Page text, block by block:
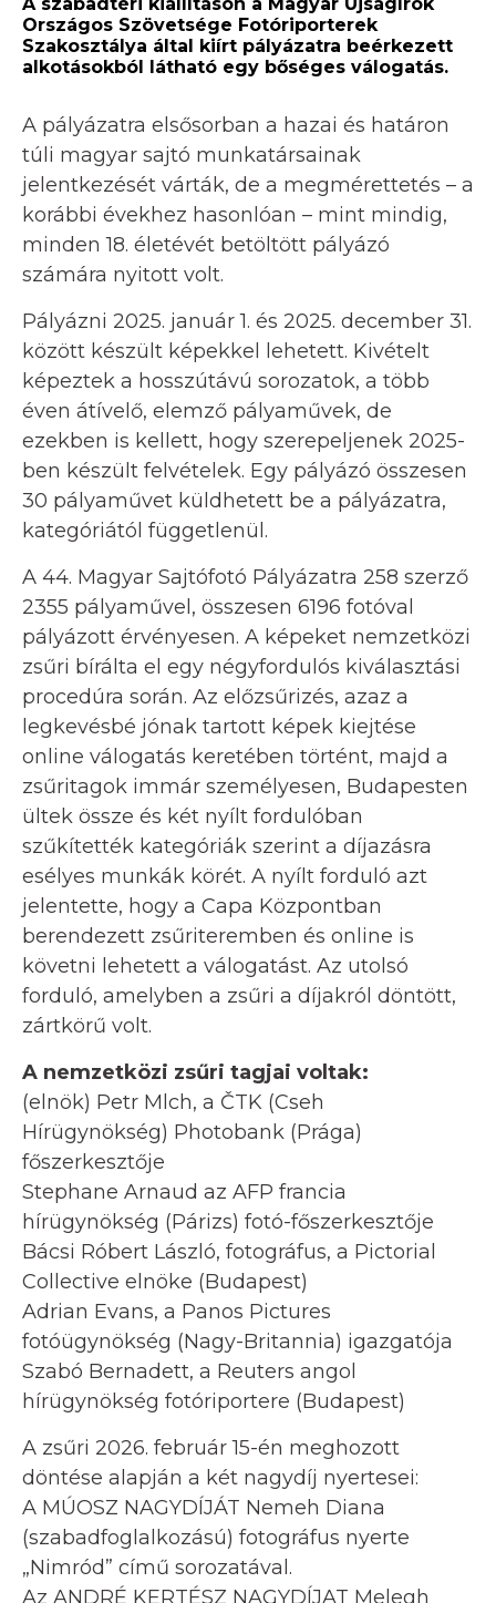
Országos Szövetsége Fotóriporterek
Szakosztálya által kiírt pályázatra beérkezett
alkotásokból látható egy bőséges válogatás.
A pályázatra elsősorban a hazai és határon
túli magyar sajtó munkatársainak
jelentkezését várták, de a megmérettetés – a
korábbi évekhez hasonlóan – mint mindig,
minden 18. életévét betöltött pályázó
számára nyitott volt.
Pályázni 2025. január 1. és 2025. december 31.
között készült képekkel lehetett. Kivételt
képeztek a hosszútávú sorozatok, a több
éven átívelő, elemző pályaművek, de
ezekben is kellett, hogy szerepeljenek 2025-
ben készült felvételek. Egy pályázó összesen
30 pályaművet küldhetett be a pályázatra,
kategóriától függetlenül.
A 44. Magyar Sajtófotó Pályázatra 258 szerző
2355 pályaművel, összesen 6196 fotóval
pályázott érvényesen. A képeket nemzetközi
zsűri bírálta el egy négyfordulós kiválasztási
procedúra során. Az előzsűrizés, azaz a
legkevésbé jónak tartott képek kiejtése
online válogatás keretében történt, majd a
zsűritagok immár személyesen, Budapesten
ültek össze és két nyílt fordulóban
szűkítették kategóriák szerint a díjazásra
esélyes munkák körét. A nyílt forduló azt
jelentette, hogy a Capa Központban
berendezett zsűriteremben és online is
követni lehetett a válogatást. Az utolsó
forduló, amelyben a zsűri a díjakról döntött,
zártkörű volt.
A nemzetközi zsűri tagjai voltak:
(elnök) Petr Mlch, a ČTK (Cseh
Hírügynökség) Photobank (Prága)
főszerkesztője
Stephane Arnaud az AFP francia
hírügynökség (Párizs) fotó-főszerkesztője
Bácsi Róbert László, fotográfus, a Pictorial
Collective elnöke (Budapest)
Adrian Evans, a Panos Pictures
fotóügynökség (Nagy-Britannia) igazgatója
Szabó Bernadett, a Reuters angol
hírügynökség fotóriportere (Budapest)
A zsűri 2026. február 15-én meghozott
döntése alapján a két nagydíj nyertesei:
A MÚOSZ NAGYDÍJÁT Nemeh Diana
(szabadfoglalkozású) fotográfus nyerte
„Nimród” című sorozatával.
Az ANDRÉ KERTÉSZ NAGYDÍJAT Melegh